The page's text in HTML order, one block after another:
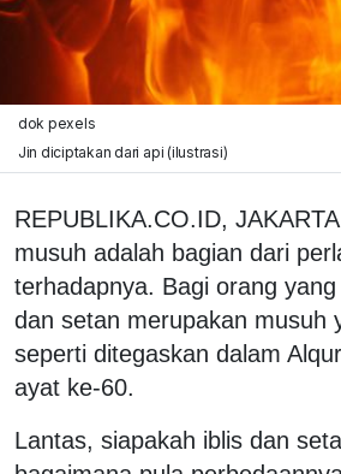
dok pexels
Jin diciptakan dari api (ilustrasi)
REPUBLIKA.CO.ID,
musuh adalah bagian dari
terhadapnya. Bagi orang
dan setan merupakan musuh
seperti ditegaskan dalam
ayat ke-60.
Lantas, siapakah iblis dan